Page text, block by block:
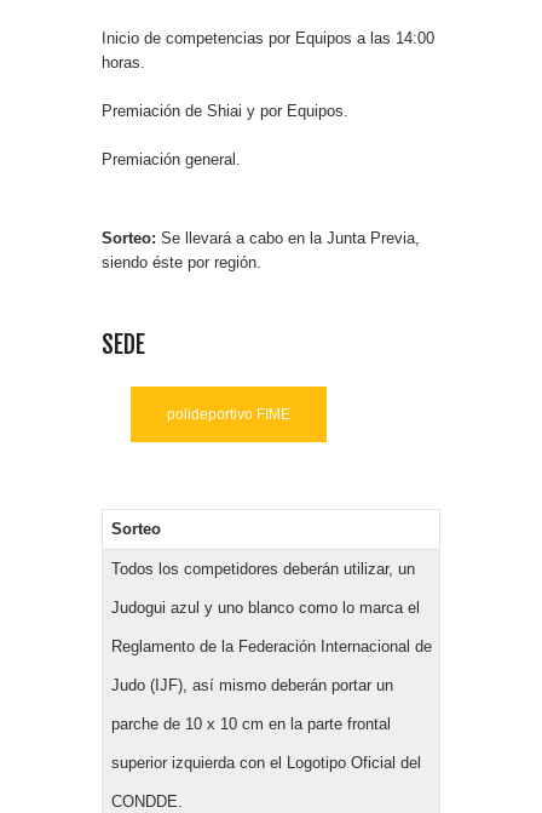
Inicio de competencias por Equipos a las 14:00
horas.
Premiación de Shiai y por Equipos.
Premiación general.
Sorteo: Se llevará a cabo en la Junta Previa,
siendo éste por región.
SEDE
polideportivo FIME
Sorteo
Todos los competidores deberán utilizar, un
Judogui azul y uno blanco como lo marca el
Reglamento de la Federación Internacional de
Judo (IJF), así mismo deberán portar un
parche de 10 x 10 cm en la parte frontal
superior izquierda con el Logotipo Oficial del
CONDDE.